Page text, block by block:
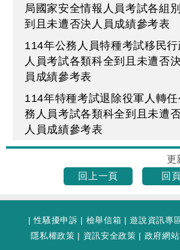
局國家安全情報人員考試各組
到且未遭否決人員成績參考表
114年公務人員特種考試移民行
人員考試各類科全到且未遭否
員成績參考表
114年特種考試退除役軍人轉任
務人員考試各類科全到且未遭
人員成績參考表
更
回上一頁
回
|性騷擾申訴 | 檢舉信箱 |遊說資訊專
隱私權政策 | 資訊安全政策 | 政府網